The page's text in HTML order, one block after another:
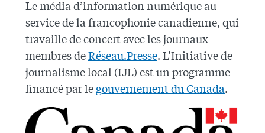
Le média d’information numérique au
service de la francophonie canadienne, qui
travaille de concert avec les journaux
membres deRéseau.Presse. L’Initiative de
journalisme local (IJL) est un programme
financé par legouvernement du Canada.